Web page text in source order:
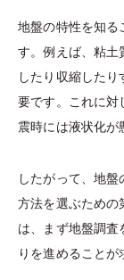
地盤の特性を知る
す。例えば、粘土
したり収縮した
要です。これに対
震時には液状化が
したがって、地
方法を選ぶための
は、まず地盤調査
りを進めることが